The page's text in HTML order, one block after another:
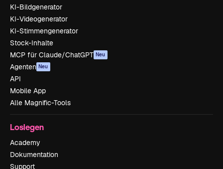
KI-Bildgenerator
KI-Videogenerator
KI-Stimmengenerator
Stock-Inhalte
MCP für Claude/ChatGPT Neu
Agenten Neu
API
Mobile App
Alle Magnific-Tools
Loslegen
Academy
Dokumentation
Support